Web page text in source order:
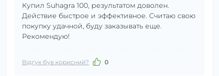
Купил Suhagra 100, результатом доволен.
Действие быстрое и эффективное. Считаю свою
покупку удачной, буду заказывать еще.
Рекомендую!
Відгук був корисний? 0